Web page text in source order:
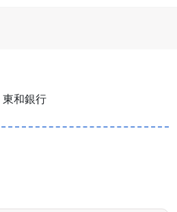
東和銀行